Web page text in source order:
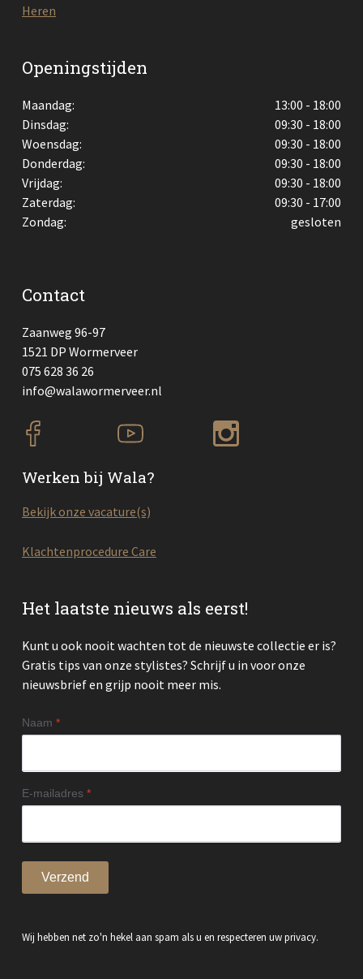
Heren
Openingstijden
Maandag:
13:00 - 18:00
Dinsdag:
09:30 - 18:00
Woensdag:
09:30 - 18:00
Donderdag:
09:30 - 18:00
Vrijdag:
09:30 - 18:00
Zaterdag:
09:30 - 17:00
Zondag:
gesloten
Contact
Zaanweg 96-97
1521 DP Wormerveer
075 628 36 26
info@walawormerveer.nl
Werken bij Wala?
Bekijk onze vacature(s)
Klachtenprocedure Care
Het laatste nieuws als eerst!
Kunt u ook nooit wachten tot de nieuwste collectie er is?
Gratis tips van onze stylistes? Schrijf u in voor onze
nieuwsbrief en grijp nooit meer mis.
Naam*
E-mailadres*
Verzend
Wij hebben net zo'n hekel aan spam als u en respecteren uw privacy.